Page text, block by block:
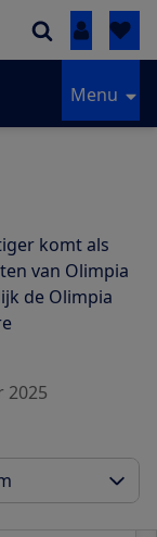
Inloggen
Menu
komt als
van Olimpia
de Olimpia
2025